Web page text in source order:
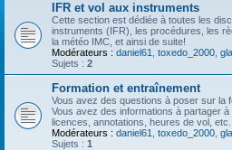
IFR et vol aux instruments
Cette section est dédiée à toutes les
instruments (IFR), les procédures, les
la météo IMC, et ainsi de suite!
Modérateurs : daniel61 toxedo_2000
Sujets : 2
Formation et entraînement
Vous avez des questions à poser sur la
Vous avez des informations à partager
licences, annotations, heures de vol,
Modérateurs : daniel61 toxedo_2000
Sujets : 1